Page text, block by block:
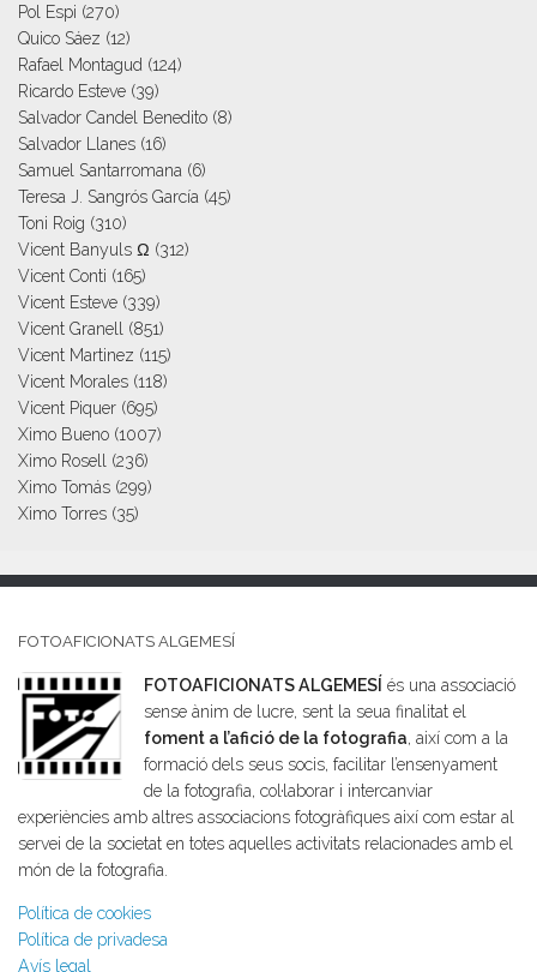
Pol Espi (270)
Quico Sáez (12)
Rafael Montagud (124)
Ricardo Esteve (39)
Salvador Candel Benedito (8)
Salvador Llanes (16)
Samuel Santarromana (6)
Teresa J. Sangrós García (45)
Toni Roig (310)
Vicent Banyuls Ω (312)
Vicent Conti (165)
Vicent Esteve (339)
Vicent Granell
(851)
Vicent Martinez (115)
Vicent Morales (118)
Vicent Piquer (695)
Ximo Bueno (1007)
Ximo Rosell
(236)
Ximo Tomás (299)
Ximo Torres (35)
FOTOAFICIONATS ALGEMESÍ
FOTOAFICIONATS ALGEMESÍ és una associació
sense ànim de lucre, sent la seua finalitat el
foment a l’afició de la fotografia, així com a la
formació dels seus socis, facilitar l’ensenyament
de la fotografia, col·laborar i intercanviar
experiències amb altres associacions fotogràfiques així com estar al
servei de la societat en totes aquelles activitats relacionades amb el
món de la fotografia.
Política de cookies
Política de privadesa
Avís legal